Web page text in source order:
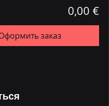
0,00 €
заказ